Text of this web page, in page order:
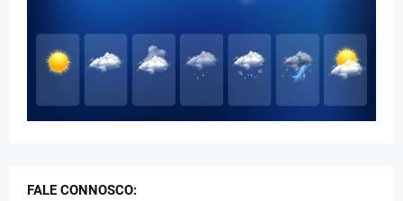
FALE CONNOSCO: